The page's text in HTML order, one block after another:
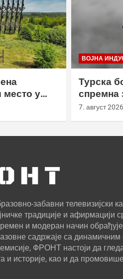
место у
ВОЈНА
Турска
спремна
употребу
7. август
забавни телевизијски
традиције и афирмацији
и модеран начин
садржаје са динамичним
ФРОНТ настоји да
и историје, као и да